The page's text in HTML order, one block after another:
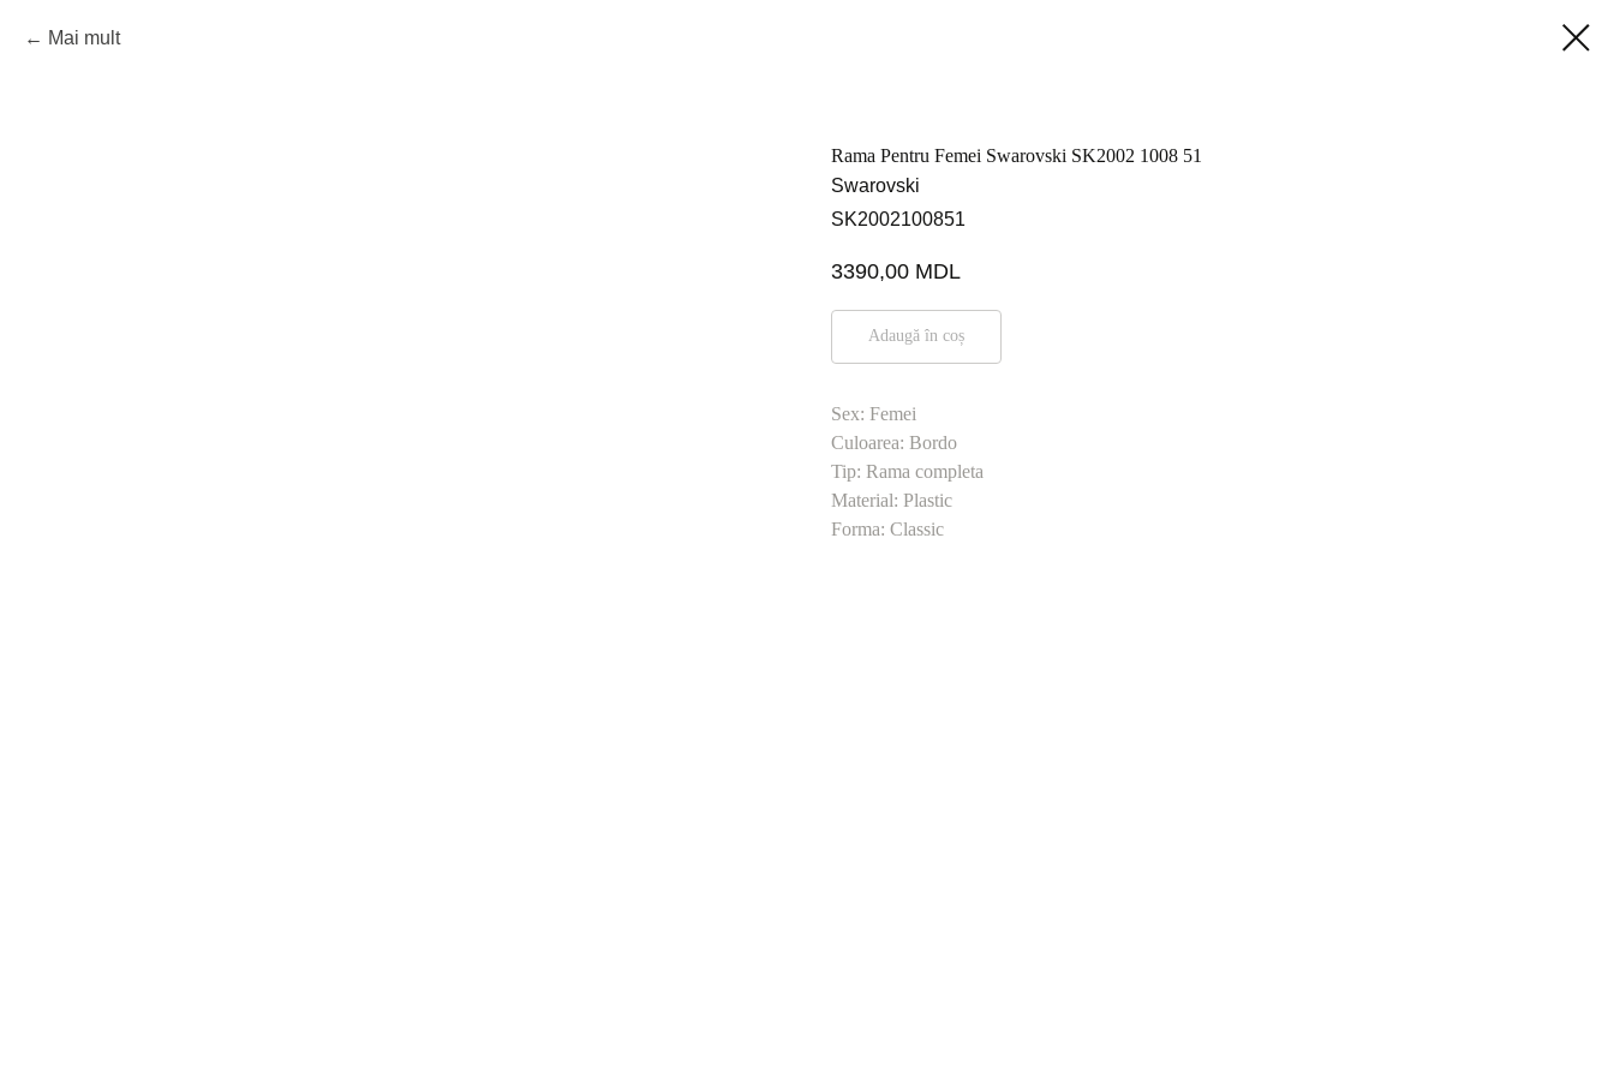
Mai mult
Rama Pentru Femei Swarovski SK2002 1008 51
Swarovski
SK2002100851
3390,00 MDL
Adaugă în coș
Sex: Femei
Culoarea: Bordo
Tip: Rama completa
Material: Plastic
Forma: Classic